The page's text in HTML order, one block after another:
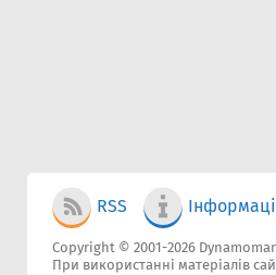
RSS
Copyright © 2001-2026
При використанні матеріалів